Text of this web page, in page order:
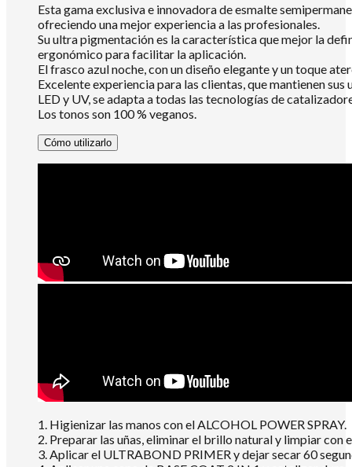
Esta gama exclusiva e innovadora de esmalte
ofreciendo una mejor experiencia a las profesionales.
Su ultra pigmentación es la característica que mejor la
ergonómico para facilitar la aplicación.
El frasco azul noche, con un diseño elegante y un toque
Excelente experiencia para las clientas, que mantienen sus
LED y UV, se adapta a todas las tecnologías de
Los tonos son 100 % veganos.
Cómo utilizarlo
1. Higienizar las manos con el ALCOHOL POWER SPRAY.
2. Preparar las uñas, eliminar el brillo natural y limpiar con
3. Aplicar el ULTRABOND PRIMER y dejar secar 60